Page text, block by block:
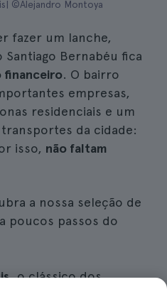
©Alejandro Montoya
fazer um lanche,
Bernabéu fica
financeiro. O bairro
empresas,
residenciais e um
da cidade:
isso, não faltam
a nossa seleção de
poucos passos do
, o clássico dos